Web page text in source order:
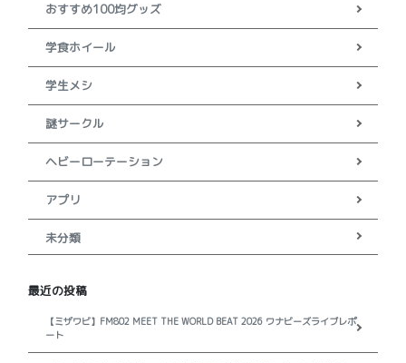
おすすめ100均グッズ
学食ホイール
学生メシ
謎サークル
ヘビーローテーション
アプリ
未分類
最近の投稿
【ミザワビ】FM802 MEET THE WORLD BEAT 2026 ワナビーズライブレポ
ート